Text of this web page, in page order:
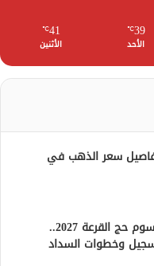
39
℃
الأحد
41
℃
الأثنين
.. تفاصيل سعر الذهب في
مواعيد التقديم ورسوم حج القرعة 2027..
وخطوات السداد